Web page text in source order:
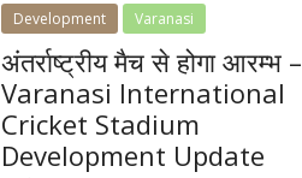
Development Varanasi
अंतर्राष्ट्रीय मैच से होगा आरम्भ –
Varanasi International
Cricket Stadium
Development Update